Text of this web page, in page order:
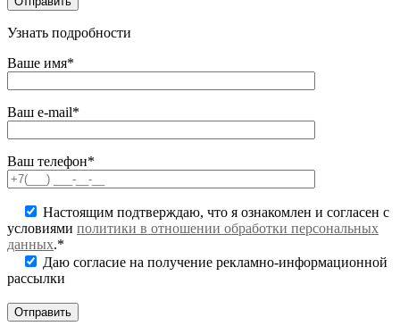
Узнать подробности
Ваше имя*
Ваш e-mail*
Ваш телефон*
Настоящим подтверждаю, что я ознакомлен и согласен с
условиями политики в отношении обработки персональных
данных.*
Даю согласие на получение рекламно-информационной
рассылки